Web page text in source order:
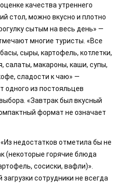
качества утреннего
стол, можно вкусно и плотно
сытым на весь день» —
многие туристы. «Все
сыры, картофель, котлетки,
салаты, макароны, каши, супы,
сладости к чаю» —
одного из постояльцев
«Завтрак был вкусный
формат не означает
недостатков отметила бы не
(некоторые горячие блюда
сосиски, вафли)».
сотрудники не всегда